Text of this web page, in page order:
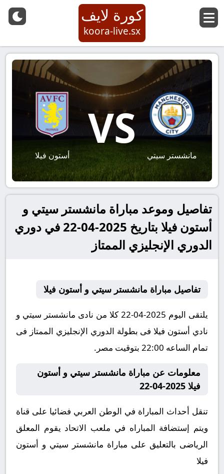
كورة لايف
koora-live.sx
مانشستر سيتي
VS
أستون فيلا
تفاصيل وموعد مباراة مانشستر سيتي و
أستون فيلا بتاريخ 2025-04-22 في دوري
الدوري الإنجليزي الممتاز
تفاصيل مباراة مانشستر سيتي و أستون فيلا
يلتقى اليوم 2025-04-22 كلا من نادى مانشستر سيتي و
نادي أستون فيلا فى بطولة الدوري الإنجليزي الممتاز فى
تمام الساعه 22:00 بتوقيت مصر.
معلومات عن مباراة مانشستر سيتي و أستون
فيلا 2025-04-22
تنقل أحداث المباراة في الوطن العربي فضائيا على قناة
ويتم إستضافة المباراه في ملعب الاتحاد يقوم المعلق
الرياضى بالتعليق على مباراة مانشستر سيتي و أستون
فيلا